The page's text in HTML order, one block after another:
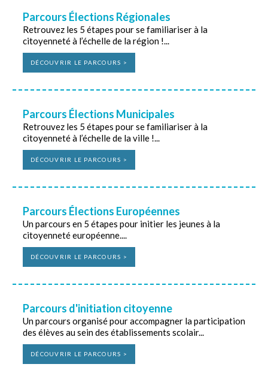
Parcours Élections Régionales
Retrouvez les 5 étapes pour se familiariser à la
citoyenneté à l’échelle de la région !...
DÉCOUVRIR LE PARCOURS >
Parcours Élections Municipales
Retrouvez les 5 étapes pour se familiariser à la
citoyenneté à l’échelle de la ville !...
DÉCOUVRIR LE PARCOURS >
Parcours Élections Européennes
Un parcours en 5 étapes pour initier les jeunes à la
citoyenneté européenne....
DÉCOUVRIR LE PARCOURS >
Parcours d'initiation citoyenne
Un parcours organisé pour accompagner la participation
des élèves au sein des établissements scolair...
DÉCOUVRIR LE PARCOURS >